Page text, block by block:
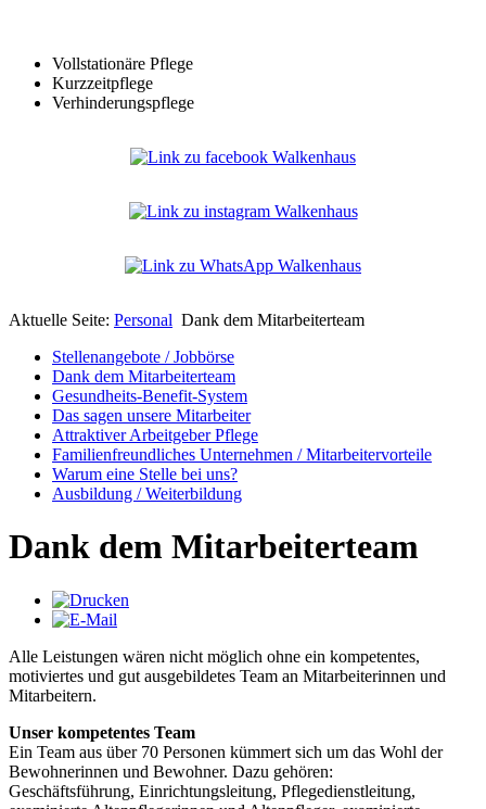
Vollstationäre Pflege
Kurzzeitpflege
Verhinderungspflege
Aktuelle Seite: Personal Dank dem Mitarbeiterteam
Stellenangebote / Jobbörse
Dank dem Mitarbeiterteam
Gesundheits-Benefit-System
Das sagen unsere Mitarbeiter
Attraktiver Arbeitgeber Pflege
Familienfreundliches Unternehmen / Mitarbeitervorteile
Warum eine Stelle bei uns?
Ausbildung / Weiterbildung
Dank dem Mitarbeiterteam
Alle Leistungen wären nicht möglich ohne ein kompetentes,
motiviertes und gut ausgebildetes Team an Mitarbeiterinnen und
Mitarbeitern.
Unser kompetentes Team
Ein Team aus über 70 Personen kümmert sich um das Wohl der
Bewohnerinnen und Bewohner. Dazu gehören:
Geschäftsführung, Einrichtungsleitung, Pflegedienstleitung,